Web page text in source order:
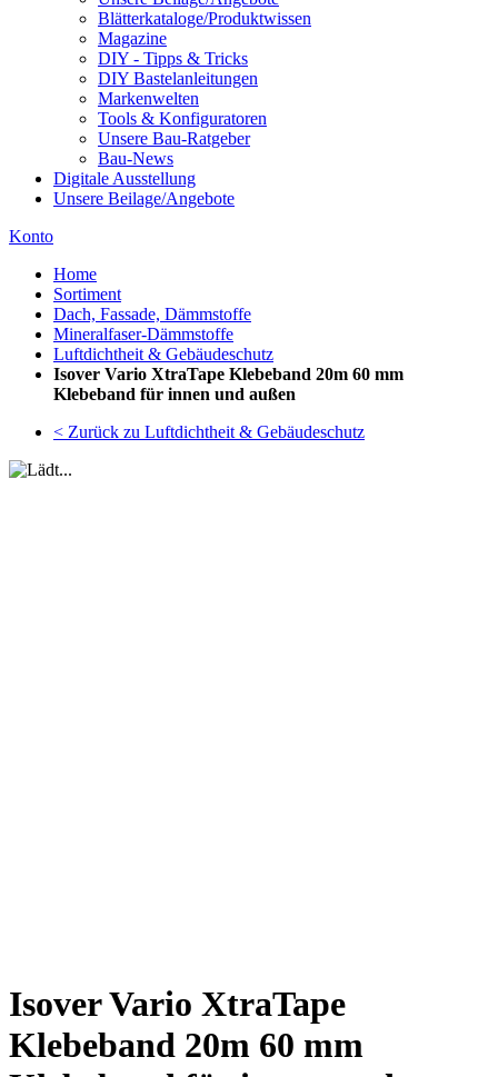
Blätterkataloge/Produktwissen
Magazine
DIY - Tipps & Tricks
DIY Bastelanleitungen
Markenwelten
Tools & Konfiguratoren
Unsere Bau-Ratgeber
Bau-News
Digitale Ausstellung
Unsere Beilage/Angebote
Konto
Home
Sortiment
Dach, Fassade, Dämmstoffe
Mineralfaser-Dämmstoffe
Luftdichtheit & Gebäudeschutz
Isover Vario XtraTape Klebeband 20m 60 mm
Klebeband für innen und außen
< Zurück zu Luftdichtheit & Gebäudeschutz
Isover Vario XtraTape
Klebeband 20m 60 mm